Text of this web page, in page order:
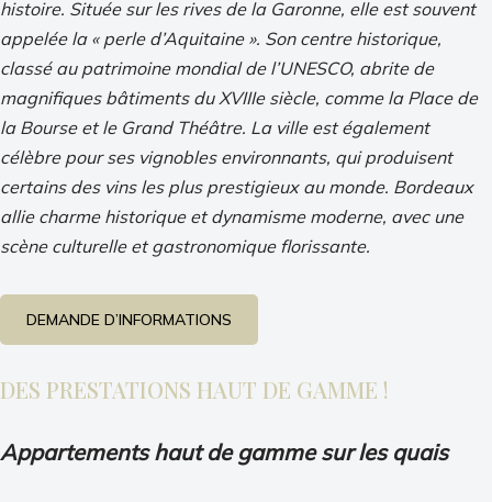
histoire. Située sur les rives de la Garonne, elle est souvent
appelée la « perle d’Aquitaine ». Son centre historique,
classé au patrimoine mondial de l’UNESCO, abrite de
magnifiques bâtiments du XVIIIe siècle, comme la Place de
la Bourse et le Grand Théâtre. La ville est également
célèbre pour ses vignobles environnants, qui produisent
certains des vins les plus prestigieux au monde. Bordeaux
allie charme historique et dynamisme moderne, avec une
scène culturelle et gastronomique florissante.
DEMANDE D’INFORMATIONS
DES PRESTATIONS HAUT DE GAMME !
Appartements haut de gamme sur les quais